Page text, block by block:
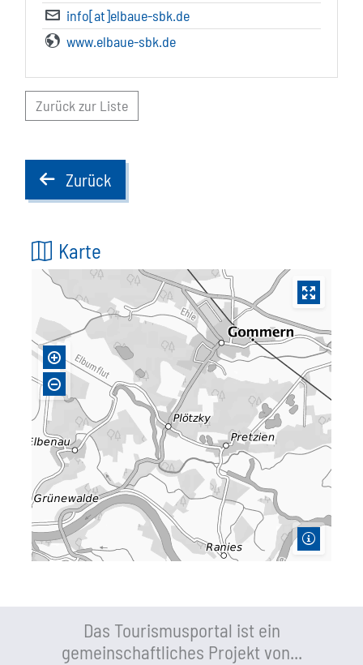
info[at]elbaue-sbk.de
www.elbaue-sbk.de
Zurück zur Liste
backZurück
Karte
Das Tourismusportal ist ein
gemeinschaftliches Projekt von...